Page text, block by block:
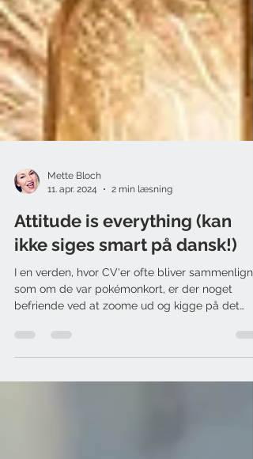
Mette Bloch
11. apr. 2024
2 min læsning
Attitude is everything (kan
ikke siges smart på dansk!)
I en verden, hvor CV'er ofte bliver
større...